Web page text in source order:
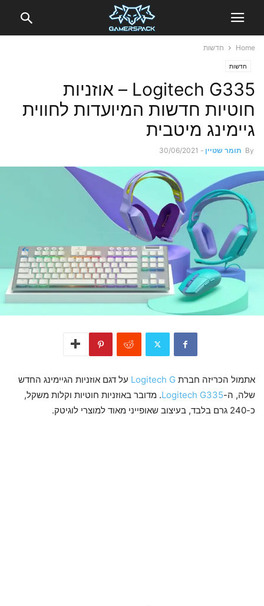
Home חדשות
חדשות
Logitech G335 – אוזניות
חוטיות חדשות המיועדות לחווית
גיימינג מיטבית
By תומר שטיין -
30/06/2021
אתמול הכריזה חברת Logitech G על דגם אוזניות הגיימינג החדש
שלה, ה-Logitech G335. מדובר באוזניות חוטיות וקלות משקל,
כ-240 גרם בלבד, בעיצוב שאופייני מאוד למוצרי לוגיטק.